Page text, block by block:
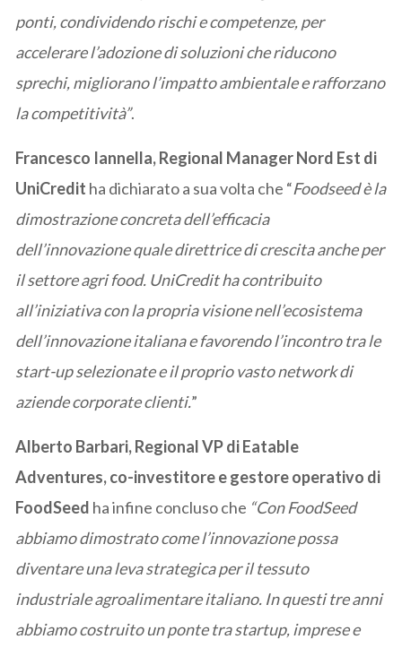
ponti, condividendo rischi e competenze, per
accelerare l’adozione di soluzioni che riducono
sprechi, migliorano l’impatto ambientale e rafforzano
la competitività”.
Francesco Iannella, Regional Manager Nord Est di
UniCredit ha dichiarato a sua volta che “Foodseed è la
dimostrazione concreta dell’efficacia
dell’innovazione quale direttrice di crescita anche per
il settore agri food. UniCredit ha contribuito
all’iniziativa con la propria visione nell’ecosistema
dell’innovazione italiana e favorendo l’incontro tra le
start-up selezionate e il proprio vasto network di
aziende corporate clienti.”
Alberto Barbari, Regional VP di Eatable
Adventures, co-investitore e gestore operativo di
FoodSeed ha infine concluso che “Con FoodSeed
abbiamo dimostrato come l’innovazione possa
diventare una leva strategica per il tessuto
industriale agroalimentare italiano. In questi tre anni
abbiamo costruito un ponte tra startup, imprese e